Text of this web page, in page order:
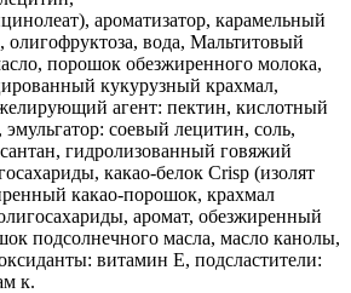
ароматизатор, карамельный
олигофруктоза, вода, Мальтитовый
порошок обезжиренного молока,
кукурузный крахмал,
агент: пектин, кислотный
эмульгатор: соевый лецитин, соль,
гидролизованный говяжий
какао-белок Crisp (изолят
какао-порошок, крахмал
аромат, обезжиренный
подсолнечного масла, масло канолы,
витамин Е, подсластители:
к.